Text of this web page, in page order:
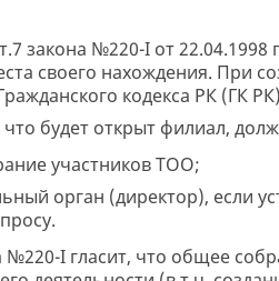
закона №220-I от
своего нахождения. При
кодекса РК (ГК
будет открыт филиал,
участников ТОО;
орган (директор), если
№220-I гласит, что общее